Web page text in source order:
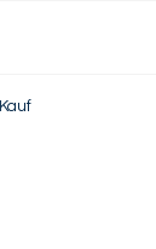
Kauf